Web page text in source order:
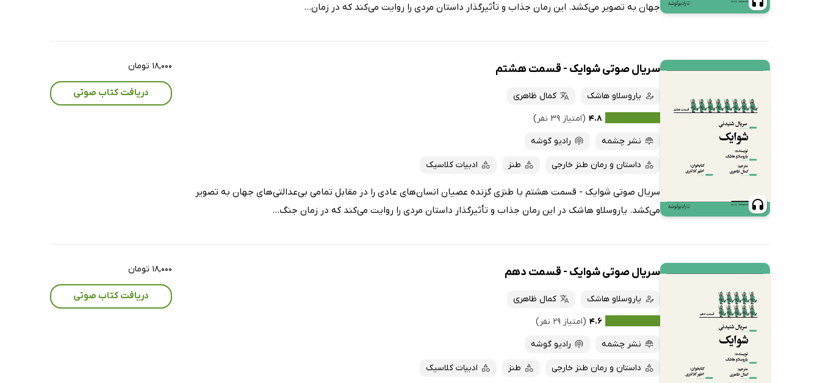
جهان به تصویر می‌کشد. این رمان جذاب و تأثیرگذار داستان مردی را روایت می‌کند که در زمان...
سریال صوتی شوایک - قسمت هشتم
یاروسلاو هاشک
کمال ظاهری
۴.۸ (امتیاز ۳۹ نفر)
نشر چشمه
رادیو گوشه
داستان و رمان طنز خارجی طنز ادبیات کلاسیک
سریال صوتی شوایک - قسمت هشتم با طنزی گزنده عصیان انسان‌های عادی را در مقابل تمامی بی‌عدالتی‌های جهان به تصویر
می‌کشد. یاروسلاو هاشک در این رمان جذاب و تأثیرگذار داستان مردی را روایت می‌کند که در زمان جنگ...
۱۸,۰۰۰ تومان
دریافت کتاب صوتی
سریال صوتی شوایک - قسمت دهم
یاروسلاو هاشک
کمال ظاهری
۴.۶ (امتیاز ۲۹ نفر)
نشر چشمه
رادیو گوشه
داستان و رمان طنز خارجی طنز ادبیات کلاسیک
۱۸,۰۰۰ تومان
دریافت کتاب صوتی